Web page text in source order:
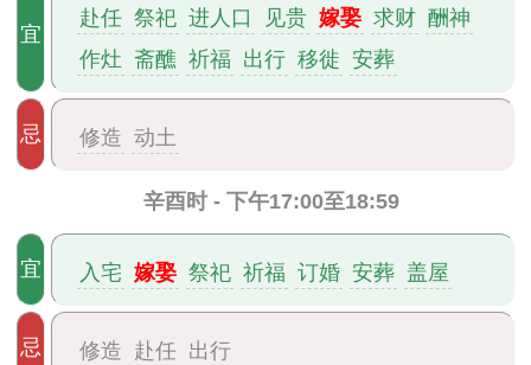
宜
赴任 祭祀 进人口 见贵 嫁娶 求财 酬神
作灶 斋醮 祈福 出行 移徙 安葬
忌 修造 动土
辛酉时 - 下午17:00至18:59
宜 入宅 嫁娶 祭祀 祈福 订婚 安葬 盖屋
忌 修造 赴任 出行